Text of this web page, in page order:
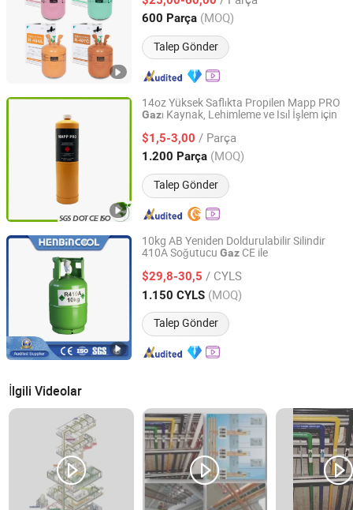
600 Parça (MOQ)
Talep Gönder
Zhejiang, China Fiyat 2019
14oz Yüksek Saflıkta Propilen Mapp PRO
Gazı Kaynak, Lehimleme ve Isıl İşlem için
$1,5-3,00 / Parça
1.200 Parça (MOQ)
Talep Gönder
JINHUA SLIHE CHEMICAL CO., LIMITED
Zhejiang, China Fiyat 2018
10kg AB Yeniden Doldurulabilir Silindir
410A Soğutucu Gaz CE ile
$29,8-30,5 / CYLS
1.150 CYLS (MOQ)
Talep Gönder
Chengdu Henbin Refrigeration Co., Ltd.
Sichuan, China Fiyat 2020
İlgili Videolar